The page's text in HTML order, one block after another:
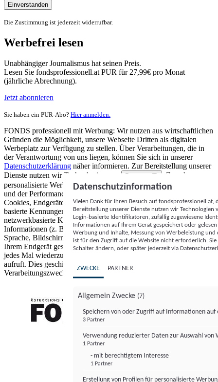
Einverstanden
Die Zustimmung ist jederzeit widerrufbar.
Werbefrei lesen
Unabhängiger Journalismus hat seinen Preis.
Lesen Sie fondsprofessionell.at PUR für 27,99€ pro Monat
(jährliche Abrechnung).
Jetzt abonnieren
Sie haben ein PUR-Abo? Hier anmelden.
FONDS professionell mit Werbung: Wir nutzen aus wirtschaftlichen
Gründen die Möglichkeit, unsere Webseite Dritten als digitalen
Werbeplatz zur Verfügung zu stellen. Über Verarbeitungen, die in
der Verantwortung von uns liegen, können Sie sich in unserer
Datenschutzerklärung näher informieren. Zur Bereitstellung unserer
Dienste nutzen wir Technologien von
Partnern (5)
. Zwecke:
personalisierte Werbung und Inhalte, Messung von Werbeleistung
und der Performance von Inhalten sowie Zielgruppenforschung.
Cookies, Endgeräte- oder ähnliche Online-Kennungen (z. B. login-
basierte Kennungen, zufällig generierte Kennungen,
netzwerkbasierte Kennungen) können zusammen mit anderen
Informationen (z. B. Browsertyp und Browserinformationen,
Sprache, Bildschirmgröße, unterstützte Technologien usw.) auf
Ihrem Endgerät gespeichert oder von dort ausgelesen werden, um es
jedes Mal wiederzuerkennen, wenn es eine App oder einer Webseite
aufruft. Dies geschieht für einen oder mehrere der hier aufgeführten
Verarbeitungszwecke.
Datenschutzinformation
Vielen Dank für Ihren Besuch auf
Bereitstellung unserer Dienste nutzen wir Technologien
Login-basierte Identifikatoren, zufällig zugewiesene
Informationen auf Ihrem Gerät gespeichert oder
Werbung und Inhalte, Messung von Werbeleistung
ist für den Zugriff auf die Website nicht erforderlich.
Schalter ändern, oder später jederzeit via
ZWECKE PARTNER
Allgemein Zwecke (7)
Speichern von oder Zugriff auf Informationen auf
3 Partner
Verwendung reduzierter Daten zur Auswahl von
1 Partner
- mit berechtigtem Interesse
1 Partner
Erstellung von Profilen für personalisierte
FONDS professionell